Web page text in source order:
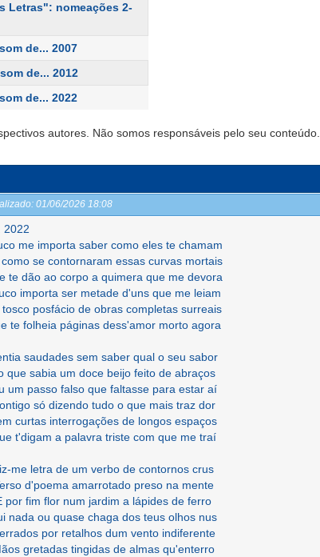
Letras": nomeações 2-
de... 2007
de... 2012
de... 2022
autores. Não somos responsáveis pelo seu conteúdo.
01/06/2026 18:08
2022
me importa saber como eles te chamam
se contornaram essas curvas mortais
te dão ao corpo a quimera que me devora
importa ser metade d'uns que me leiam
tosco posfácio de obras completas surreais
te folheia páginas dess'amor morto agora
saudades sem saber qual o seu sabor
que sabia um doce beijo feito de abraços
um passo falso que faltasse para estar aí
só dizendo tudo o que mais traz dor
curtas interrogações de longos espaços
t'digam a palavra triste com que me traí
me letra de um verbo de contornos crus
d'poema amarrotado preso na mente
por fim flor num jardim a lápides de ferro
nada ou quase chaga dos teus olhos nus
por retalhos dum vento indiferente
gretadas tingidas de almas qu'enterro